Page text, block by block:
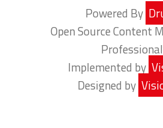
Powered By
Open Source Content
Implemented by
Designed by